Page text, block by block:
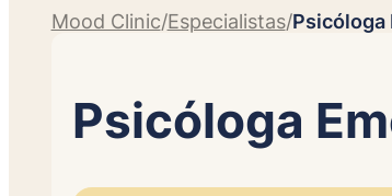
Mood Clinic/Especialistas/Psicóloga
Psicóloga